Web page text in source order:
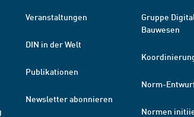
Veranstaltungen
DIN in der Welt
Publikationen
Newsletter abonnieren
Gruppe
Bauwesen
Norm-
Normen